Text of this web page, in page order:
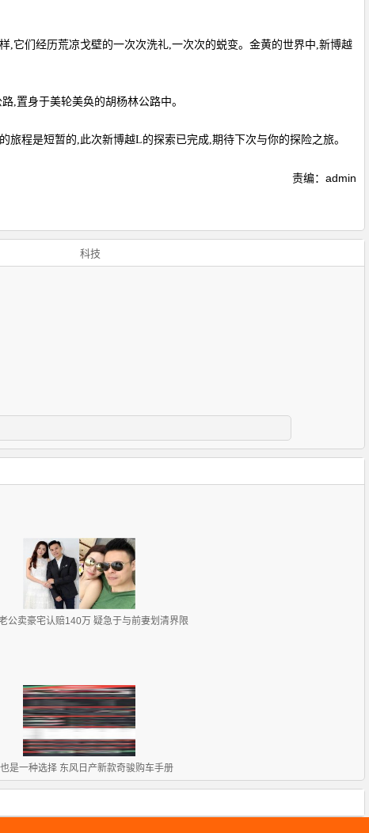
,它们经历荒凉戈壁的一次次洗礼,一次次的蜕变。金黄的世界中,新博越
,置身于美轮美奂的胡杨林公路中。
程是短暂的,此次新博越L的探索已完成,期待下次与你的探险之旅。
责编：admin
科技
公卖豪宅认赔140万 疑急于与前妻划清界限
是一种选择 东风日产新款奇骏购车手册